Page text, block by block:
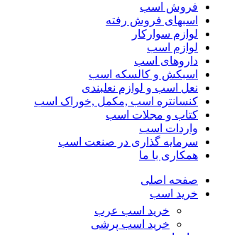
فروش اسب
اسبهای فروش رفته
لوازم سوارکار
لوازم اسب
داروهای اسب
اسبکش و کالسکه اسب
نعل اسب و لوازم نعلبندی
کنسانتره اسب ,مکمل ,خوراک اسب
کتاب و مجلات اسب
واردات اسب
سرمایه گذاری در صنعت اسب
همکاری با ما
صفحه اصلی
خرید اسب
خرید اسب عرب
خرید اسب پرشی